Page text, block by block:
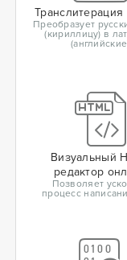
Транслитерация
Преобразует
(кириллицу) в
Визуальный
редактор
Позволяет
процесс